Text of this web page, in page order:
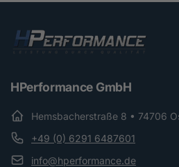
HPerformance GmbH
Hemsbacherstraße 8 • 74706
+49 (0) 6291 6487601
info@hperformance.de